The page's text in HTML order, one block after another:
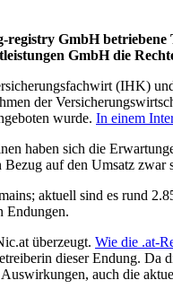
GmbH
GmbH die
(IHK)
der
wurde. In einem
haben sich die
auf den Umsatz
aktuell sind es rund
Endungen.
überzeugt. Wie die .at-
dieser Endung. Da
auch die